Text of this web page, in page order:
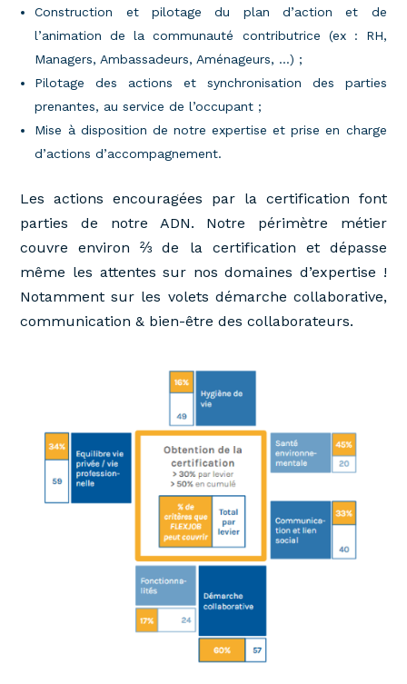
Construction et pilotage du plan d’action et de
l’animation de la communauté contributrice (ex : RH,
Managers, Ambassadeurs, Aménageurs, …) ;
Pilotage des actions et synchronisation des parties
prenantes, au service de l’occupant ;
Mise à disposition de notre expertise et prise en charge
d’actions d’accompagnement.
Les actions encouragées par la certification font
parties de notre ADN. Notre périmètre métier
couvre environ ⅔ de la certification et dépasse
même les attentes sur nos domaines d’expertise !
Notamment sur les volets démarche collaborative,
communication & bien-être des collaborateurs.